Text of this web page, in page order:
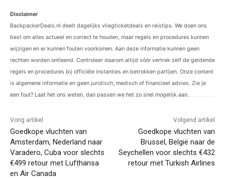
Disclaimer
BackpackerDeals.nl deelt dagelijks vliegticketdeals en reistips. We doen ons
best om alles actueel en correct te houden, maar regels en procedures kunnen
wijzigen en er kunnen fouten voorkomen. Aan deze informatie kunnen geen
rechten worden ontleend. Controleer daarom altijd vóór vertrek zelf de geldende
regels en procedures bij officiële instanties en betrokken partijen. Onze content
is algemene informatie en geen juridisch, medisch of financieel advies. Zie je
een fout? Laat het ons weten, dan passen we het zo snel mogelijk aan.
Vorig artikel
Goedkope vluchten van
Amsterdam, Nederland naar
Varadero, Cuba voor slechts
€499 retour met Lufthansa
en Air Canada
Volgend artikel
Goedkope vluchten van
Brussel, België naar de
Seychellen voor slechts €432
retour met Turkish Airlines